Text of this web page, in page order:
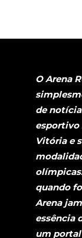
O Arena
de
esportivo
Vitória e
quando
Arena
essência
um